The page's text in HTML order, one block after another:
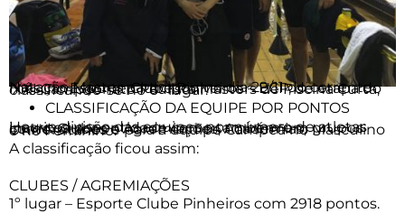
Natação Máster participou no dia 29/11 do corrente mês, no Esporte Clube Pinheiros – ECP, de etapa do XXI Campeonato Paulista Masters de Piscina Curta, classificando-se no 6º lugar.
CLASSIFICAÇÃO DA EQUIPE POR PONTOS
Houve divisão das equipes por número de atletas inscritos por entidade como também em grupos como: Clubes e Agremiações, Academias, Universitários e para a equipe Campeã no Masculino e no Feminino.
A classificação ficou assim:
CLUBES / AGREMIAÇÕES
1º lugar – Esporte Clube Pinheiros com 2918 pontos.